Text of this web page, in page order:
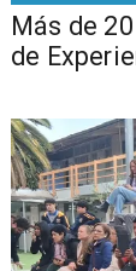
Más de
de